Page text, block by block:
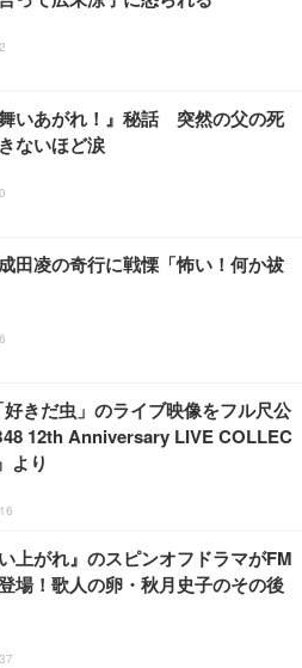
いあがれ！』秘話 突然の父の死
ないほど涙
田凌の奇行に戦慄「怖い！何か祓
きだ虫」のライブ映像をフル尺公
12th Anniversary LIVE COLLEC
より
上がれ』のスピンオフドラマがFM
場！歌人の卵・秋月史子のその後